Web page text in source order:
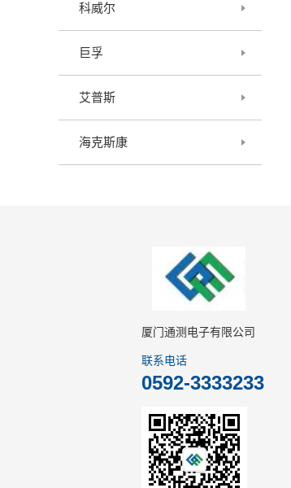
科威尔
巨孚
艾普斯
海克斯康
厦门通测电子有限公司
联系电话
0592-3333233